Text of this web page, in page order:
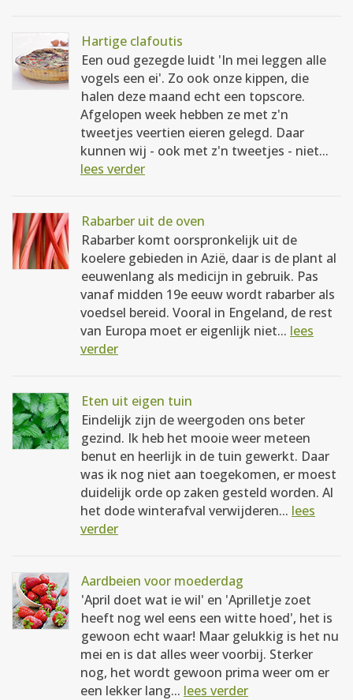
Hartige clafoutis
Een oud gezegde luidt 'In mei leggen alle
vogels een ei'. Zo ook onze kippen, die
halen deze maand echt een topscore.
Afgelopen week hebben ze met z'n
tweetjes veertien eieren gelegd. Daar
kunnen wij - ook met z'n tweetjes - niet...
lees verder
Rabarber uit de oven
Rabarber komt oorspronkelijk uit de
koelere gebieden in Azië, daar is de plant al
eeuwenlang als medicijn in gebruik. Pas
vanaf midden 19e eeuw wordt rabarber als
voedsel bereid. Vooral in Engeland, de rest
van Europa moet er eigenlijk niet... lees
verder
Eten uit eigen tuin
Eindelijk zijn de weergoden ons beter
gezind. Ik heb het mooie weer meteen
benut en heerlijk in de tuin gewerkt. Daar
was ik nog niet aan toegekomen, er moest
duidelijk orde op zaken gesteld worden. Al
het dode winterafval verwijderen... lees
verder
Aardbeien voor moederdag
'April doet wat ie wil' en 'Aprilletje zoet
heeft nog wel eens een witte hoed', het is
gewoon echt waar! Maar gelukkig is het nu
mei en is dat alles weer voorbij. Sterker
nog, het wordt gewoon prima weer om er
een lekker lang... lees verder